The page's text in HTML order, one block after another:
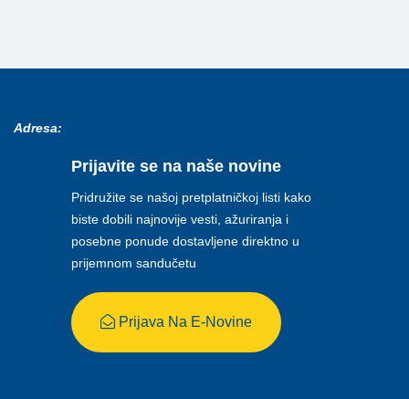
Adresa:
Prijavite se na naše novine
Pridružite se našoj pretplatničkoj listi kako
biste dobili najnovije vesti, ažuriranja i
posebne ponude dostavljene direktno u
prijemnom sandučetu
Prijava Na E-Novine